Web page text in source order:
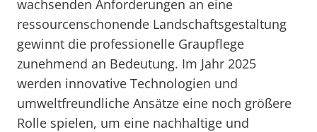
wachsenden Anforderungen an eine
ressourcenschonende Landschaftsgestaltung
gewinnt die professionelle Graupflege
zunehmend an Bedeutung. Im Jahr 2025
werden innovative Technologien und
umweltfreundliche Ansätze eine noch größere
Rolle spielen, um eine nachhaltige und